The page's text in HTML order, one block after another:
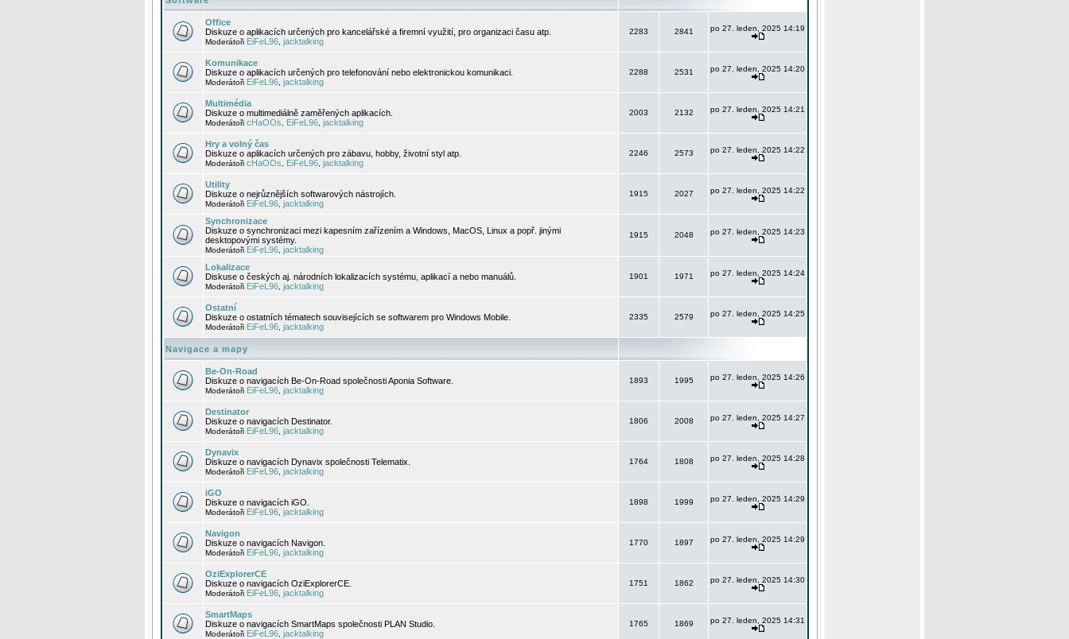
Office
Diskuze o aplikacích určených pro kancelářské a firemní využití, pro organizaci času atp.
Moderátoři EiFeL96 jacktalking
2283 2841 po 27. leden, 2025 14:19
Komunikace
Diskuze o aplikacích určených pro telefonování nebo elektronickou komunikaci.
Moderátoři EiFeL96 jacktalking
2288 2531 po 27. leden, 2025 14:20
Multimédia
Diskuze o multimediálně zaměřených aplikacích.
Moderátoři cHaOOs EiFeL96 jacktalking
2003 2132 po 27. leden, 2025 14:21
Hry a volný čas
Diskuze o aplikacích určených pro zábavu, hobby, životní styl atp.
Moderátoři cHaOOs EiFeL96 jacktalking
2246 2573 po 27. leden, 2025 14:22
Utility
Diskuze o nejrůznějších softwarových nástrojích.
Moderátoři EiFeL96 jacktalking
1915 2027 po 27. leden, 2025 14:22
Synchronizace
Diskuze o synchronizaci mezi kapesním zařízením a Windows, MacOS, Linux a popř. jinými
desktopovými systémy.
Moderátoři EiFeL96 jacktalking
1915 2048 po 27. leden, 2025 14:23
Lokalizace
Diskuse o českých aj. národních lokalizacích systému, aplikací a nebo manuálů.
Moderátoři EiFeL96 jacktalking
1901 1971 po 27. leden, 2025 14:24
Ostatní
Diskuze o ostatních tématech souvisejících se softwarem pro Windows Mobile.
Moderátoři EiFeL96 jacktalking
2335 2579 po 27. leden, 2025 14:25
Navigace a mapy
Be-On-Road
Diskuze o navigacích Be-On-Road společnosti Aponia Software.
Moderátoři EiFeL96 jacktalking
1893 1995 po 27. leden, 2025 14:26
Destinator
Diskuze o navigacích Destinator.
Moderátoři EiFeL96 jacktalking
1806 2008 po 27. leden, 2025 14:27
Dynavix
Diskuze o navigacích Dynavix společnosti Telematix.
Moderátoři EiFeL96 jacktalking
1764 1808 po 27. leden, 2025 14:28
iGO
Diskuze o navigacích iGO.
Moderátoři EiFeL96 jacktalking
1898 1999 po 27. leden, 2025 14:29
Navigon
Diskuze o navigacích Navigon.
Moderátoři EiFeL96 jacktalking
1770 1897 po 27. leden, 2025 14:29
OziExplorerCE
Diskuze o navigacích OziExplorerCE.
Moderátoři EiFeL96 jacktalking
1751 1862 po 27. leden, 2025 14:30
SmartMaps
Diskuze o navigacích SmartMaps společnosti PLAN Studio.
Moderátoři EiFeL96 jacktalking
1765 1869 po 27. leden, 2025 14:31